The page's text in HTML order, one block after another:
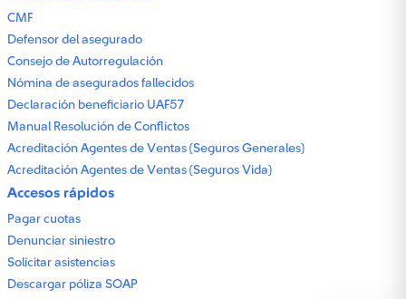
CMF
Defensor del asegurado
Consejo de Autorregulación
Nómina de asegurados fallecidos
Declaración beneficiario UAF57
Manual Resolución de Conflictos
Acreditación Agentes de Ventas (Seguros Generales)
Acreditación Agentes de Ventas (Seguros Vida)
Accesos rápidos
Pagar cuotas
Denunciar siniestro
Solicitar asistencias
Descargar póliza SOAP